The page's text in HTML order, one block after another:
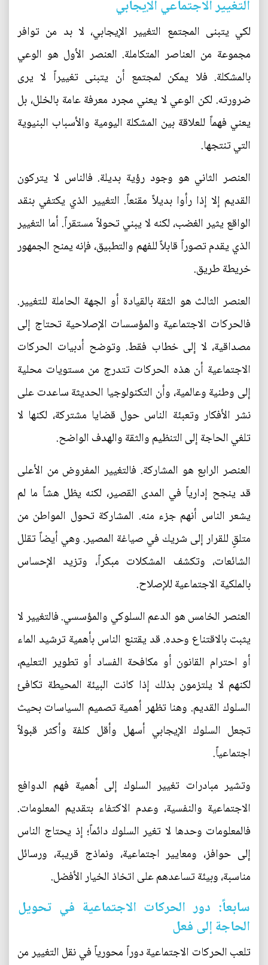
التغيير الاجتماعي الإيجابي
لكي يتبنى المجتمع التغيير الإيجابي، لا بد من توافر
مجموعة من العناصر المتكاملة. العنصر الأول هو الوعي
بالمشكلة. فلا يمكن لمجتمع أن يتبنى تغييراً لا يرى
ضرورته. لكن الوعي لا يعني مجرد معرفة عامة بالخلل، بل
يعني فهماً للعلاقة بين المشكلة اليومية والأسباب البنيوية
التي تنتجها.
العنصر الثاني هو وجود رؤية بديلة. فالناس لا يتركون
القديم إلا إذا رأوا بديلاً مقنعاً. التغيير الذي يكتفي بنقد
الواقع يثير الغضب، لكنه لا يبني تحولاً مستقراً. أما التغيير
الذي يقدم تصوراً قابلاً للفهم والتطبيق، فإنه يمنح الجمهور
خريطة طريق.
العنصر الثالث هو الثقة بالقيادة أو الجهة الحاملة للتغيير.
فالحركات الاجتماعية والمؤسسات الإصلاحية تحتاج إلى
مصداقية، لا إلى خطاب فقط. وتوضح أدبيات الحركات
الاجتماعية أن هذه الحركات تتدرج من مستويات محلية
إلى وطنية وعالمية، وأن التكنولوجيا الحديثة ساعدت على
نشر الأفكار وتعبئة الناس حول قضايا مشتركة، لكنها لا
تلغي الحاجة إلى التنظيم والثقة والهدف الواضح.
العنصر الرابع هو المشاركة. فالتغيير المفروض من الأعلى
قد ينجح إدارياً في المدى القصير، لكنه يظل هشاً ما لم
يشعر الناس أنهم جزء منه. المشاركة تحول المواطن من
متلقٍ للقرار إلى شريك في صياغة المصير. وهي أيضاً تقلل
الشائعات، وتكشف المشكلات مبكراً، وتزيد الإحساس
بالملكية الاجتماعية للإصلاح.
العنصر الخامس هو الدعم السلوكي والمؤسسي. فالتغيير لا
يثبت بالاقتناع وحده. قد يقتنع الناس بأهمية ترشيد الماء
أو احترام القانون أو مكافحة الفساد أو تطوير التعليم،
لكنهم لا يلتزمون بذلك إذا كانت البيئة المحيطة تكافئ
السلوك القديم. وهنا تظهر أهمية تصميم السياسات بحيث
تجعل السلوك الإيجابي أسهل وأقل كلفة وأكثر قبولاً
اجتماعياً.
وتشير مبادرات تغيير السلوك إلى أهمية فهم الدوافع
الاجتماعية والنفسية، وعدم الاكتفاء بتقديم المعلومات.
فالمعلومات وحدها لا تغير السلوك دائماً؛ إذ يحتاج الناس
إلى حوافز، ومعايير اجتماعية، ونماذج قريبة، ورسائل
مناسبة، وبيئة تساعدهم على اتخاذ الخيار الأفضل.
سابعاً: دور الحركات الاجتماعية في تحويل
الحاجة إلى فعل
تلعب الحركات الاجتماعية دوراً محورياً في نقل التغيير من